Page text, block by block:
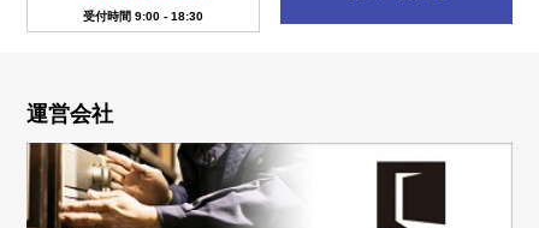
受付時間 9:00 - 18:30
運営会社